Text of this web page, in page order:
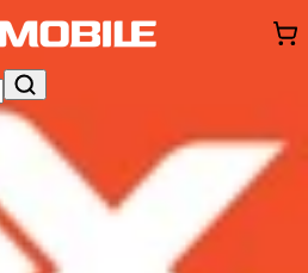
TaySo Sánh Tư vấnKhuyến
- Game Thông báo